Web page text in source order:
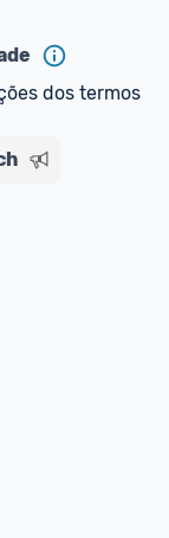
dos termos